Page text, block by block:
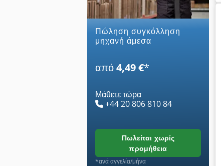
Πώληση συγκόλληση
μηχανή άμεσα
από4,49 €*
Μάθετε τώρα
+44 20 806 810 84
πωλείται χωρίς
προμήθεια
*ανά αγγελία/μήνα